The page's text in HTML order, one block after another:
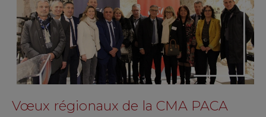
Vœux régionaux de la CMA PACA